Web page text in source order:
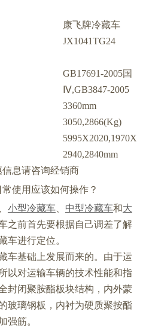
康飞牌冷藏车
JX1041TG24
GB17691-2005国
Ⅳ,GB3847-2005
3360mm
3050,2866(Kg)
5995X2020,1970X
2940,2840mm
息请咨询经销商
小型冷藏车、 中型冷藏车和大
之前首先要根据自己调差了解
车进行定位。
车基础上发展而来的。由于运
以对运输车辆的技术性能和指
封闭聚胺酯板块结构，内外蒙
玻璃钢板，内衬为硬质聚按酯
强筋。